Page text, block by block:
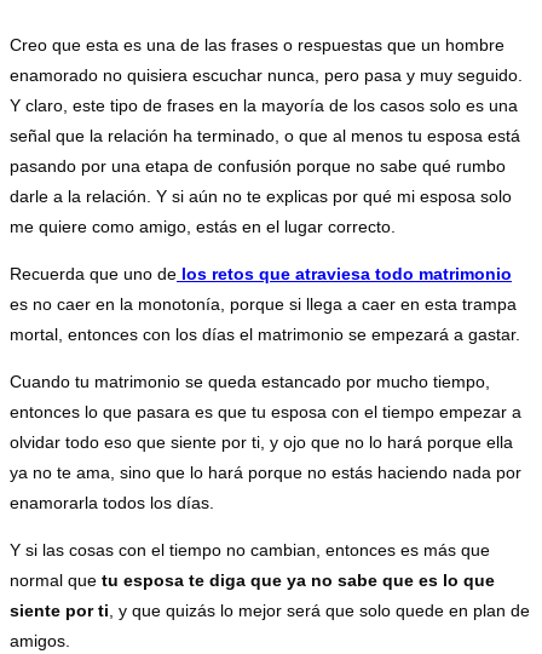
Creo que esta es una de las frases o respuestas que un hombre
enamorado no quisiera escuchar nunca, pero pasa y muy seguido.
Y claro, este tipo de frases en la mayoría de los casos solo es una
señal que la relación ha terminado, o que al menos tu esposa está
pasando por una etapa de confusión porque no sabe qué rumbo
darle a la relación. Y si aún no te explicas por qué mi esposa solo
me quiere como amigo, estás en el lugar correcto.
Recuerda que uno de los retos que atraviesa todo matrimonio
es no caer en la monotonía, porque si llega a caer en esta trampa
mortal, entonces con los días el matrimonio se empezará a gastar.
Cuando tu matrimonio se queda estancado por mucho tiempo,
entonces lo que pasara es que tu esposa con el tiempo empezar a
olvidar todo eso que siente por ti, y ojo que no lo hará porque ella
ya no te ama, sino que lo hará porque no estás haciendo nada por
enamorarla todos los días.
Y si las cosas con el tiempo no cambian, entonces es más que
normal que tu esposa te diga que ya no sabe que es lo que
siente por ti , y que quizás lo mejor será que solo quede en plan de
amigos.